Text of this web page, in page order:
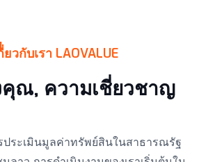
ยวกับเรา LAOVALUE
ณ, ความเชี่ยวชาญ
ประเมินมูลค่าทรัพย์สินในสาธารณรัฐ